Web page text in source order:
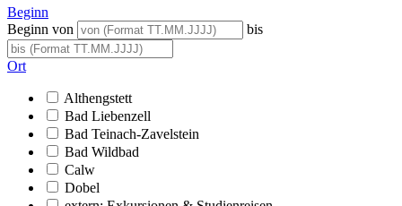
Beginn
Beginn von
bis
Ort
Althengstett
Bad Liebenzell
Bad Teinach-Zavelstein
Bad Wildbad
Calw
Dobel